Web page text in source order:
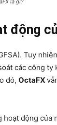
là gì?
động
Tuy
các công
đó, OctaFX
hoạt động của